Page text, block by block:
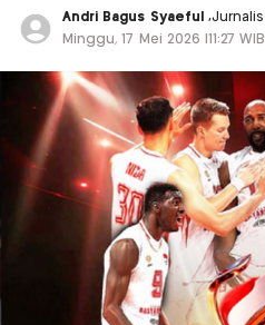
Andri Bagus Syaeful ,Jurnalis
Minggu, 17 Mei 2026 |11:27 WIB